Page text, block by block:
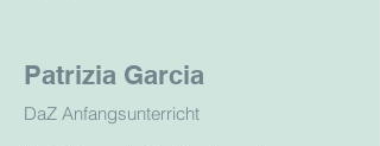
Patrizia Garcia
DaZ Anfangsunterricht